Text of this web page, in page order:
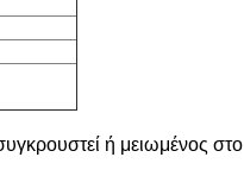
ή μειωμένος στο